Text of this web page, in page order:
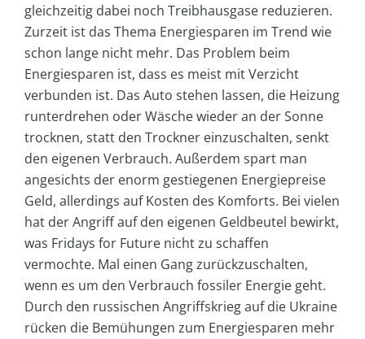
gleichzeitig dabei noch Treibhausgase reduzieren.
Zurzeit ist das Thema Energiesparen im Trend wie
schon lange nicht mehr. Das Problem beim
Energiesparen ist, dass es meist mit Verzicht
verbunden ist. Das Auto stehen lassen, die Heizung
runterdrehen oder Wäsche wieder an der Sonne
trocknen, statt den Trockner einzuschalten, senkt
den eigenen Verbrauch. Außerdem spart man
angesichts der enorm gestiegenen Energiepreise
Geld, allerdings auf Kosten des Komforts. Bei vielen
hat der Angriff auf den eigenen Geldbeutel bewirkt,
was Fridays for Future nicht zu schaffen
vermochte. Mal einen Gang zurückzuschalten,
wenn es um den Verbrauch fossiler Energie geht.
Durch den russischen Angriffskrieg auf die Ukraine
rücken die Bemühungen zum Energiesparen mehr